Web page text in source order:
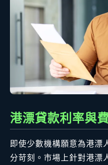
港漂貸款利率與
即使少數機構願意為港漂
分苛刻。市場上針對港漂